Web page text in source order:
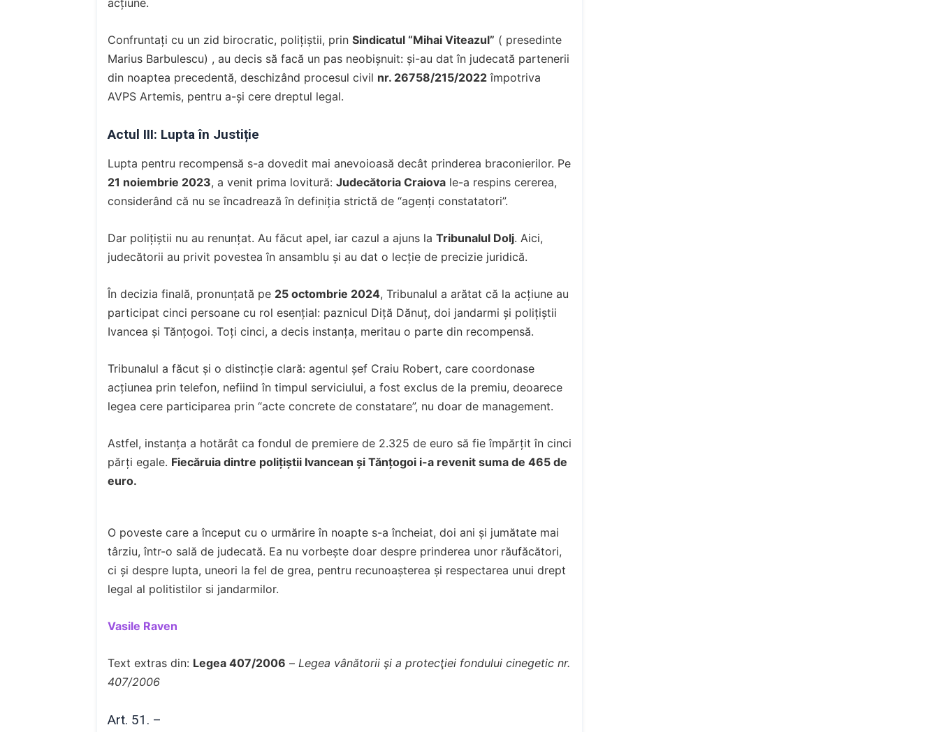
Confruntați cu un zid birocratic, polițiștii, prin Sindicatul “Mihai Viteazul” ( presedinte
Marius Barbulescu) , au decis să facă un pas neobișnuit: și-au dat în judecată partenerii
din noaptea precedentă, deschizând procesul civil nr. 26758/215/2022 împotriva
AVPS Artemis, pentru a-și cere dreptul legal.
Actul III: Lupta în Justiție
Lupta pentru recompensă s-a dovedit mai anevoioasă decât prinderea braconierilor. Pe
21 noiembrie 2023, a venit prima lovitură: Judecătoria Craiova le-a respins cererea,
considerând că nu se încadrează în definiția strictă de “agenți constatatori”.
Dar polițiștii nu au renunțat. Au făcut apel, iar cazul a ajuns la Tribunalul Dolj. Aici,
judecătorii au privit povestea în ansamblu și au dat o lecție de precizie juridică.
În decizia finală, pronunțată pe 25 octombrie 2024, Tribunalul a arătat că la acțiune au
participat cinci persoane cu rol esențial: paznicul Diță Dănuț, doi jandarmi și polițiștii
Ivancea și Tănțogoi. Toți cinci, a decis instanța, meritau o parte din recompensă.
Tribunalul a făcut și o distincție clară: agentul șef Craiu Robert, care coordonase
acțiunea prin telefon, nefiind în timpul serviciului, a fost exclus de la premiu, deoarece
legea cere participarea prin “acte concrete de constatare”, nu doar de management.
Astfel, instanța a hotărât ca fondul de premiere de 2.325 de euro să fie împărțit în cinci
părți egale. Fiecăruia dintre polițiștii Ivancean și Tănțogoi i-a revenit suma de 465 de
euro.
O poveste care a început cu o urmărire în noapte s-a încheiat, doi ani și jumătate mai
târziu, într-o sală de judecată. Ea nu vorbește doar despre prinderea unor răufăcători,
ci și despre lupta, uneori la fel de grea, pentru recunoașterea și respectarea unui drept
legal al politistilor si jandarmilor.
Vasile Raven
Text extras din: Legea 407/2006 – Legea vânătorii şi a protecţiei fondului cinegetic nr.
407/2006
Art. 51. –